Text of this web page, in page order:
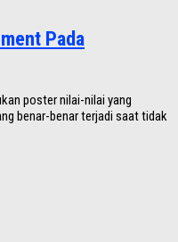
Pada
poster nilai-nilai yang
benar-benar terjadi saat tidak